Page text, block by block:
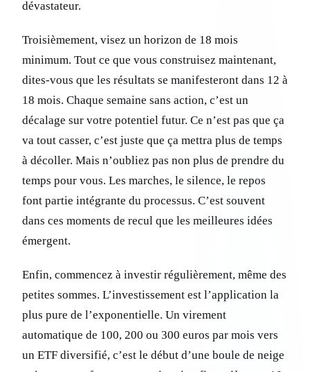
dévastateur.
Troisièmement, visez un horizon de 18 mois
minimum. Tout ce que vous construisez maintenant,
dites-vous que les résultats se manifesteront dans 12 à
18 mois. Chaque semaine sans action, c’est un
décalage sur votre potentiel futur. Ce n’est pas que ça
va tout casser, c’est juste que ça mettra plus de temps
à décoller. Mais n’oubliez pas non plus de prendre du
temps pour vous. Les marches, le silence, le repos
font partie intégrante du processus. C’est souvent
dans ces moments de recul que les meilleures idées
émergent.
Enfin, commencez à investir régulièrement, même des
petites sommes. L’investissement est l’application la
plus pure de l’exponentielle. Un virement
automatique de 100, 200 ou 300 euros par mois vers
un ETF diversifié, c’est le début d’une boule de neige